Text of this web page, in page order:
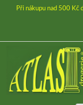
Při nákupu nad 500 Kč